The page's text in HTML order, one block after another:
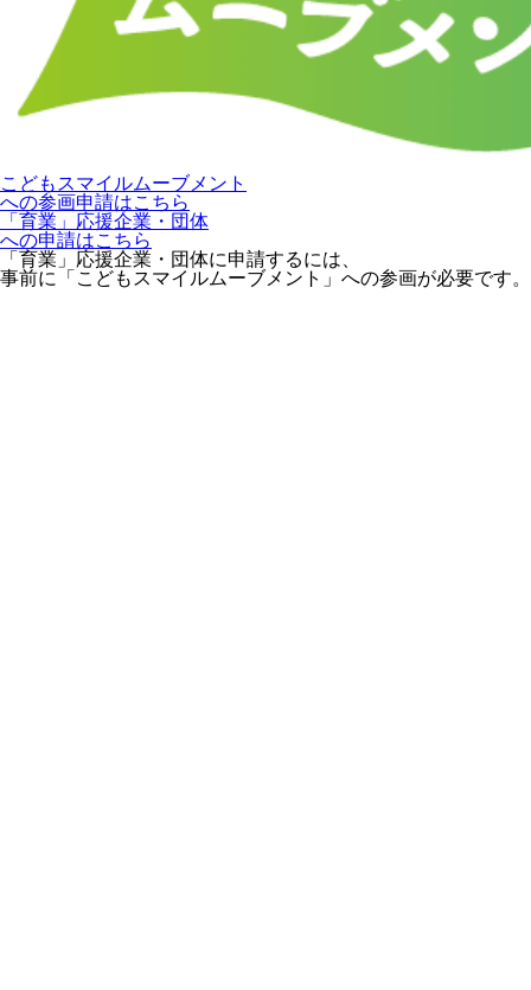
こどもスマイルムーブメント
への参画申請はこちら
「育業」応援企業・団体
への申請はこちら
「育業」応援企業・団体に申請するには、
事前に「こどもスマイルムーブメント」への参画が必要です。